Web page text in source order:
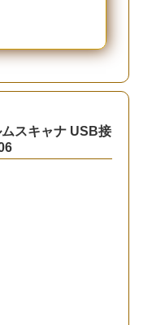
スキャナ USB接